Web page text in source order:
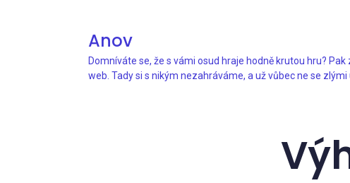
Anov
Domníváte se, že s vámi osud hraje hodně krutou hru? Pak
web. Tady si s nikým nezahráváme, a už vůbec ne se zlými